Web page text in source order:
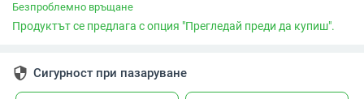
Безпроблемно връщане
Продуктът се предлага с опция "Прегледай преди да купиш".
security Сигурност при пазаруване